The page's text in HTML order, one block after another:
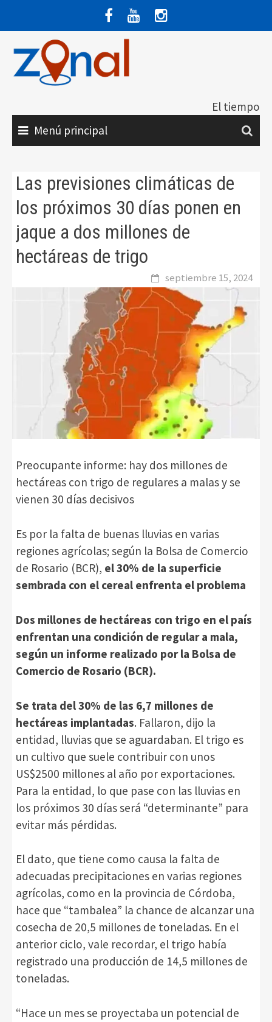
contenido
El tiempo
Menú principal
Las previsiones climáticas de
los próximos 30 días ponen en
jaque a dos millones de
hectáreas de trigo
septiembre 15, 2024
Preocupante informe: hay dos millones de
hectáreas con trigo de regulares a malas y se
vienen 30 días decisivos
Es por la falta de buenas lluvias en varias
regiones agrícolas; según la Bolsa de Comercio
de Rosario (BCR), el 30% de la superficie
sembrada con el cereal enfrenta el problema
Dos millones de hectáreas con trigo en el país
enfrentan una condición de regular a mala,
según un informe realizado por la Bolsa de
Comercio de Rosario (BCR).
Se trata del 30% de las 6,7 millones de
hectáreas implantadas. Fallaron, dijo la
entidad, lluvias que se aguardaban. El trigo es
un cultivo que suele contribuir con unos
US$2500 millones al año por exportaciones.
Para la entidad, lo que pase con las lluvias en
los próximos 30 días será “determinante” para
evitar más pérdidas.
El dato, que tiene como causa la falta de
adecuadas precipitaciones en varias regiones
agrícolas, como en la provincia de Córdoba,
hace que “tambalea” la chance de alcanzar una
cosecha de 20,5 millones de toneladas. En el
anterior ciclo, vale recordar, el trigo había
registrado una producción de 14,5 millones de
toneladas.
“Hace un mes se proyectaba un potencial de